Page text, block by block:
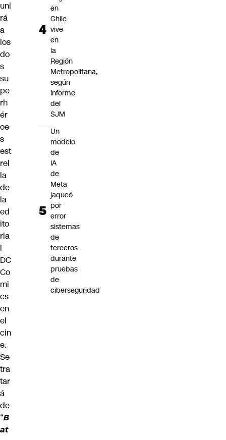
uni
rá
a
los
do
s
su
pe
rh
ér
oe
s
est
rel
la
de
la
ed
ito
ria
l
DC
Co
mi
cs
en
el
cin
e.
Se
tra
tar
á
de
“B
at
en
Chile
vive
en
la
Región
Metropolitana,
según
informe
del
SJM
Un
modelo
de
IA
de
Meta
jaqueó
por
error
sistemas
de
terceros
durante
pruebas
de
ciberseguridad